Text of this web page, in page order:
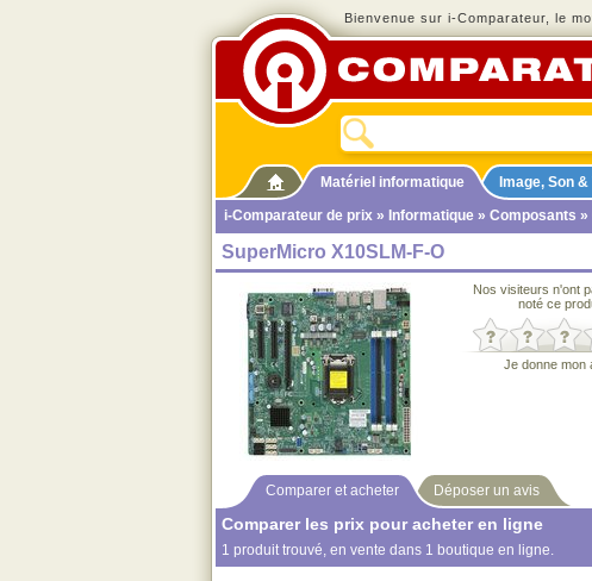
Bienvenue sur i-Comparateur, le
Matériel informatique Image, Son
i-Comparateur de prix » Informatique » Composants »
SuperMicro X10SLM-F-O
Nos visiteurs n'ont
noté ce
Je donne mon
Comparer et acheter Déposer un avis
Comparer les prix pour acheter en ligne
1 produit trouvé, en vente dans 1 boutique en ligne.